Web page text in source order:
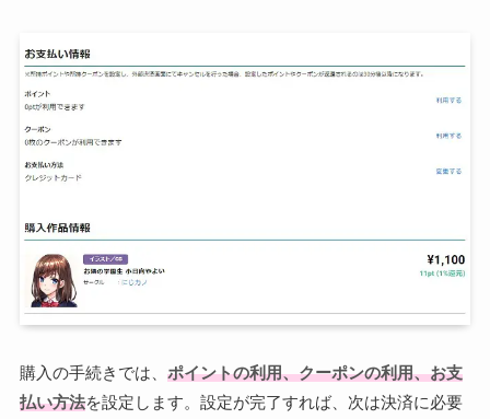
購入の手続きでは、 ポイントの利用、クーポンの利用、お支
払い方法を設定します。設定が完了すれば、次は決済に必要